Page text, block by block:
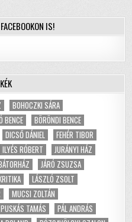
IS!
BOHOCZKI SÁRA
BENCE
BÖRÖNDI BENCE
DICSŐ DÁNIEL
FEHÉR TIBOR
ILYÉS RÓBERT
JURÁNYI HÁZ
JÁRÓ ZSUZSA
LÁSZLÓ ZSOLT
MUCSI ZOLTÁN
PUSKÁS TAMÁS
PÁL ANDRÁS